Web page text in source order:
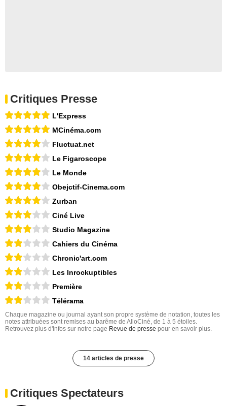
Critiques Presse
L'Express
MCinéma.com
Fluctuat.net
Le Figaroscope
Le Monde
Obejctif-Cinema.com
Zurban
Ciné Live
Studio Magazine
Cahiers du Cinéma
Chronic'art.com
Les Inrockuptibles
Première
Télérama
Chaque magazine ou journal ayant son propre système de notation, toutes les
notes attribuées sont remises au barême de AlloCiné, de 1 à 5 étoiles.
Retrouvez plus d'infos sur notre page Revue de presse pour en savoir plus.
14 articles de presse
Critiques Spectateurs